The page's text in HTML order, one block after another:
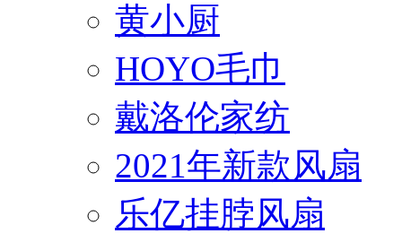
黄小厨
HOYO毛巾
戴洛伦家纺
2021年新款风扇
乐亿挂脖风扇